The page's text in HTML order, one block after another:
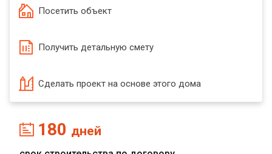
Посетить объект
Получить детальную смету
Сделать проект на основе этого дома
180 дней